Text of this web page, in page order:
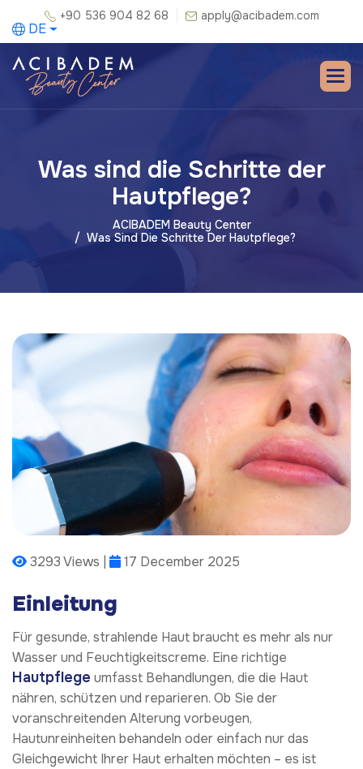
+90 536 904 82 68 apply@acibadem.com
DE
Was sind die Schritte der
Hautpflege?
ACIBADEM Beauty Center
Was Sind Die Schritte Der Hautpflege?
3293 Views | 17 December 2025
Einleitung
Für gesunde, strahlende Haut braucht es mehr als nur
Wasser und Feuchtigkeitscreme. Eine richtige
Hautpflege umfasst Behandlungen, die die Haut
nähren, schützen und reparieren. Ob Sie der
voranschreitenden Alterung vorbeugen,
Hautunreinheiten behandeln oder einfach nur das
Gleichgewicht Ihrer Haut erhalten möchten – es ist